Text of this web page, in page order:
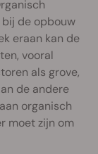
de opbouw
eraan kan de
vooral
als grove,
de andere
organisch
moet zijn om